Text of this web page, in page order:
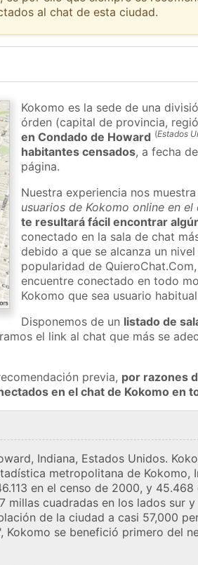
al chat de esta ciudad.
Kokomo es la sede de una
órden (capital de provincia,
en Condado de Howard (Estados
habitantes censados, a fecha
página.
Nuestra experiencia nos
usuarios de Kokomo online en
te resultará fácil encontrar
conectado en la sala de chat
debido a que se alcanza un
popularidad de
encuentre conectado en todo
Kokomo que sea usuario
Disponemos de un listado de
el link al chat que más se
previa, por razones
en el chat de Kokomo en
Indiana, Estados Unidos.
metropolitana de Kokomo,
en el censo de 2000, y 45.468
millas cuadradas en los lados sur
de la ciudad a casi 57,000
Kokomo se benefició primero del